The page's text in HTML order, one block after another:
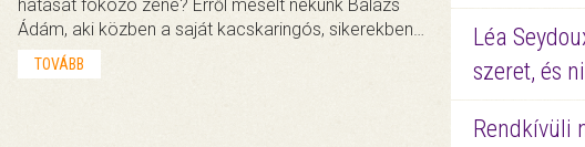
hatását fokozó zene? Erről mesélt nekünk Balázs
Ádám, aki közben a saját kacskaringós, sikerekben…
TOVÁBB
Léa
szeret, és
Rendkívüli